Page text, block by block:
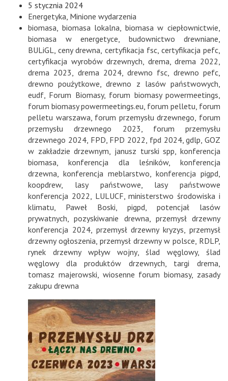
5 stycznia 2024
Energetyka Minione wydarzenia
biomasa biomasa lokalna biomasa w ciepłownictwie
biomasa w energetyce
budownictwo drewniane
BULiGL ,ceny drewna certyfikacja fsc, certyfikacja pefc
certyfikacja wyrobów drzewnych drema ,drema 2022
drema 2023
drema 2024,drewno fsc drewno pefc
drewno poużytkowe ,drewno z lasów państwowych
eudf Forum Biomasy, forum biomasy powermeetings
forum biomasy powermeetings.eu forum pelletu forum
pelletu warszawa forum przemysłu drzewnego forum
przemysłu drzewnego 2023
forum przemysłu
drzewnego 2024, FPD FPD 2022 fpd 2024,gdlp GOZ
w zakładzie drzewnym
janusz turski spp ,konferencja
biomasa
konferencja dla leśników, konferencja
drzewna
konferencja meblarstwo konferencja pigpd
koopdrew, lasy państwowe
lasy państwowe
konferencja 2022
LULUCF ,ministerstwo środowiska i
klimatu
Paweł Boski pigpd
potencjał lasów
prywatnych ,pozyskiwanie drewna
przemysł drzewny
konferencja 2024, przemysł drzewny kryzys ,przemysł
drzewny ogłoszenia przemysł drzewny w polsce RDLP,
rynek drzewny wpływ wojny, ślad węglowy, ślad
węglowy dla produktów drzewnych
targi drema
tomasz majerowski wiosenne forum biomasy, zasady
zakupu drewna